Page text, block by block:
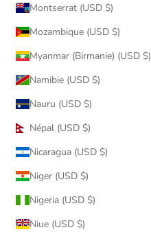
Montserrat (USD $)
Mozambique (USD $)
Myanmar (Birmanie) (USD $)
Namibie (USD $)
Nauru (USD $)
Népal (USD $)
Nicaragua (USD $)
Niger (USD $)
Nigeria (USD $)
Niue (USD $)